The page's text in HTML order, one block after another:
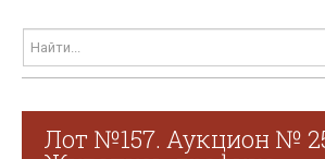
Лот №157. Аукцион №